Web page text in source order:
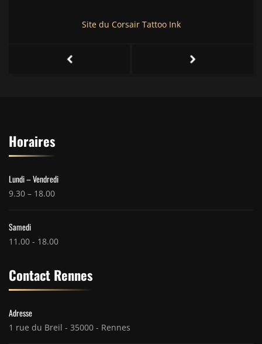
Site du Corsair Tattoo Ink
Horaires
Lundi – Vendredi
9.30 – 18.00
Samedi
11.00 - 18.00
Contact Rennes
Adresse
1 rue du Breil - 35000 - Rennes